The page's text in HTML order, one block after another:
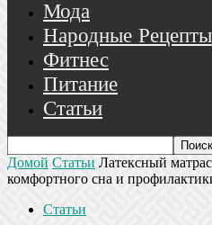
Мода
Народные Рецепты
Фитнес
Питание
Статьи
Домой Статьи Латексный
комфортного сна и
Статьи